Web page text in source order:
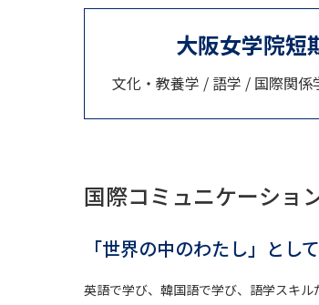
大阪女学院短
文化・教養学 / 語学 / 国際関係
国際コミュニケーショ
「世界の中のわたし」と
英語で学び、韓国語で学び、語学スキ